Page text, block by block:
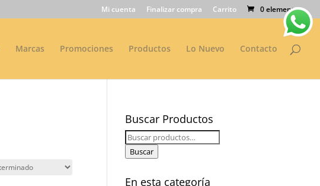
Mi cuenta Finalizar compra Carrito 0 elementos
Marcas Promociones Productos Lo Nuevo Contacto
Buscar Productos
Buscar
por:
Buscar
En esta categoría